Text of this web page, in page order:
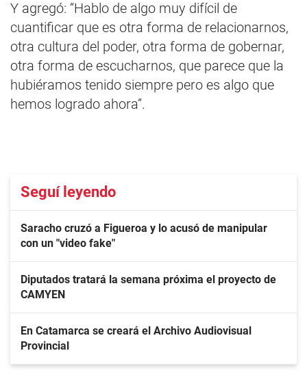
Y agregó: “Hablo de algo muy difícil de
cuantificar que es otra forma de relacionarnos,
otra cultura del poder, otra forma de gobernar,
otra forma de escucharnos, que parece que la
hubiéramos tenido siempre pero es algo que
hemos logrado ahora”.
Seguí leyendo
Saracho cruzó a Figueroa y lo acusó de manipular
con un "video fake"
Diputados tratará la semana próxima el proyecto de
CAMYEN
En Catamarca se creará el Archivo Audiovisual
Provincial